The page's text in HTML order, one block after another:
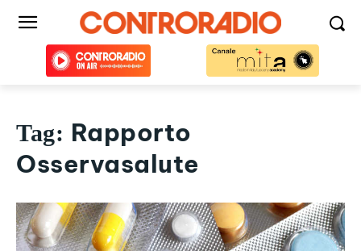
Tag: Rapporto
Osservasalute